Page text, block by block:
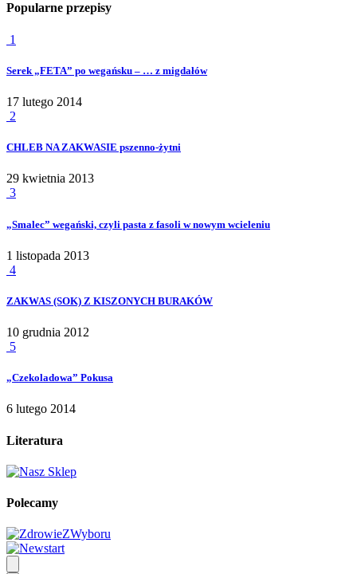
Popularne przepisy
1
Serek „FETA” po wegańsku – … z migdałów
17 lutego 2014
2
CHLEB NA ZAKWASIE pszenno-żytni
29 kwietnia 2013
3
„Smalec” wegański, czyli pasta z fasoli w nowym wcieleniu
1 listopada 2013
4
ZAKWAS (SOK) Z KISZONYCH BURAKÓW
10 grudnia 2012
5
„Czekoladowa” Pokusa
6 lutego 2014
Literatura
Polecamy